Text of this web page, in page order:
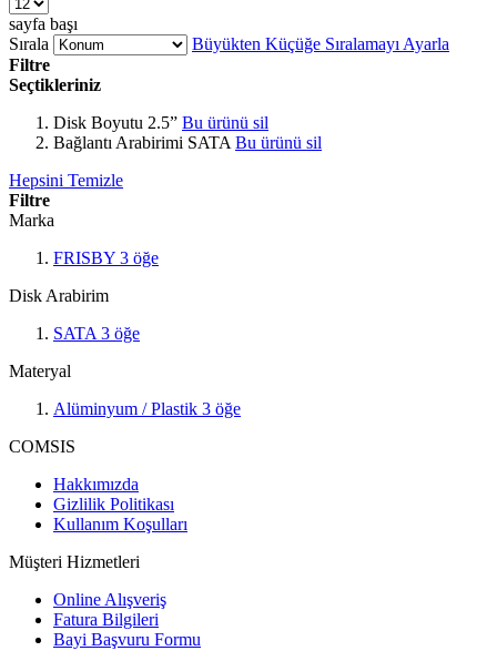
sayfa başı
Sırala
Büyükten Küçüğe Sıralamayı Ayarla
Filtre
Seçtikleriniz
Disk Boyutu 2.5” Bu ürünü sil
Bağlantı Arabirimi SATA Bu ürünü sil
Hepsini Temizle
Filtre
Marka
FRISBY 3 öğe
Disk Arabirim
SATA 3 öğe
Materyal
Alüminyum / Plastik 3 öğe
COMSIS
Hakkımızda
Gizlilik Politikası
Kullanım Koşulları
Müşteri Hizmetleri
Online Alışveriş
Fatura Bilgileri
Bayi Başvuru Formu